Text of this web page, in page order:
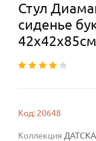
Стул
сиденье
42х42х85см
Код: 20648
Коллекция